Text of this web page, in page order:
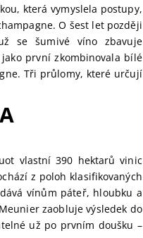
která vymyslela postupy,
O šest let později
se šumivé víno zbavuje
první zkombinovala bílé
Tři průlomy, které určují
vlastní 390 hektarů vinic
z poloh klasifikovaných
vínům páteř, hloubku a
zaobluje výsledek do
už po prvním doušku –